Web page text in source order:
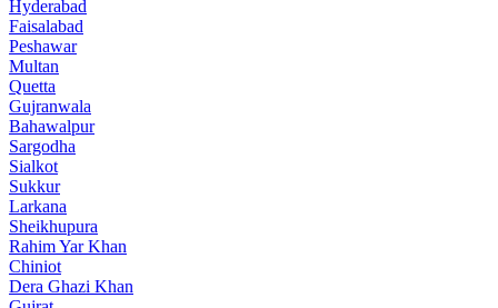
Hyderabad
Faisalabad
Peshawar
Multan
Quetta
Gujranwala
Bahawalpur
Sargodha
Sialkot
Sukkur
Larkana
Sheikhupura
Rahim Yar Khan
Chiniot
Dera Ghazi Khan